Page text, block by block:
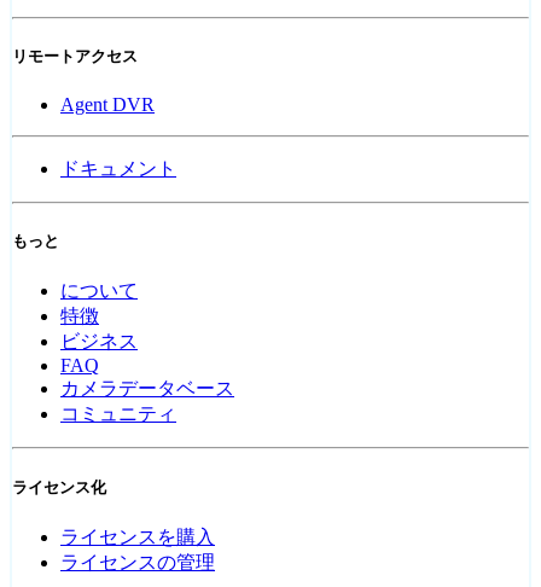
リモートアクセス
Agent DVR
ドキュメント
もっと
について
特徴
ビジネス
FAQ
カメラデータベース
コミュニティ
ライセンス化
ライセンスを購入
ライセンスの管理